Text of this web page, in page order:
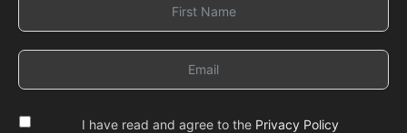
I have read and agree to the Privacy Policy